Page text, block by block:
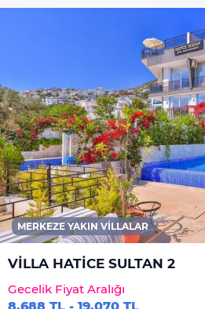
MERKEZE YAKIN VILLALAR
VİLLA HATİCE SULTAN 2
Gecelik Fiyat Aralığı